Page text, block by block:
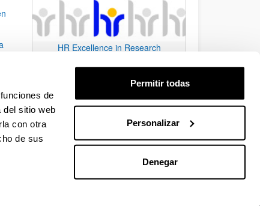
de
del sitio web
con otra
de sus
Permitir todas
Personalizar
Denegar
desplazarse.
HR Excellence in Research